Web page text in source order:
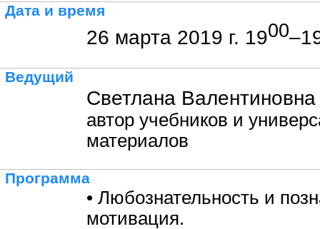
Дата и время
26 марта 2019 г. 1900
Ведущий
Светлана
автор учебников и
материалов
Программа
• Любознательность и
мотивация.